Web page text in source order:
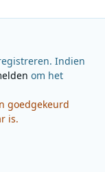
Indien
om het
goedgekeurd
is.